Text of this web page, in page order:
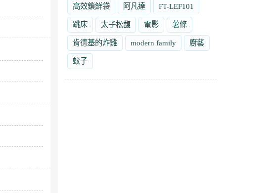
高效鎖鮮袋 阿凡達 FT-LEF101
跳床 太子松馥 電影 薯條
肯德基的炸雞 modern family 廚藝
蚊子